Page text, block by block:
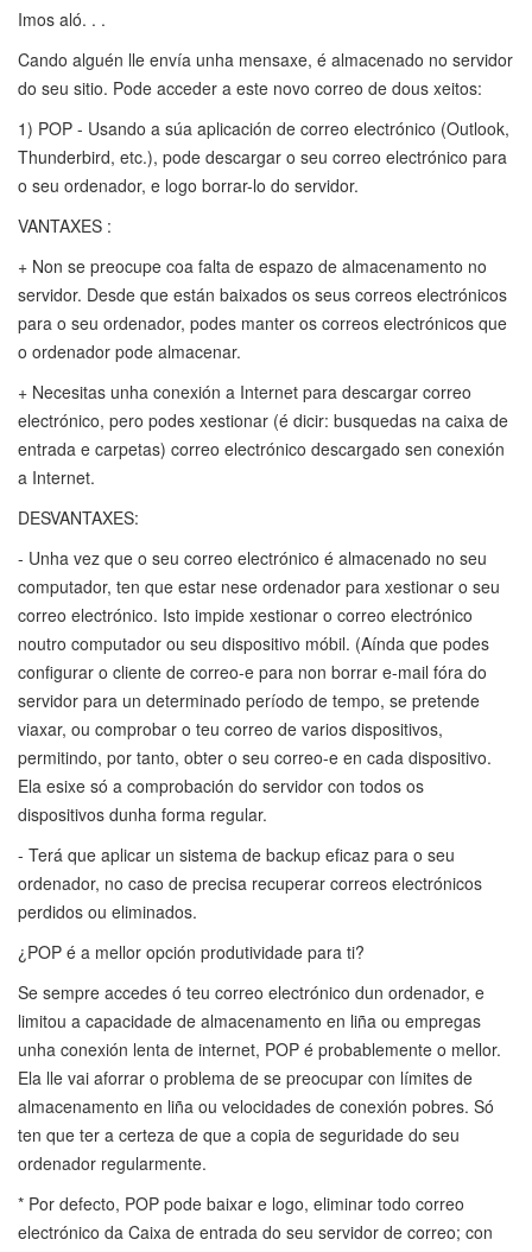
Imos aló. . .
Cando alguén lle envía unha mensaxe, é almacenado no servidor
do seu sitio. Pode acceder a este novo correo de dous xeitos:
1) POP - Usando a súa aplicación de correo electrónico (Outlook,
Thunderbird, etc.), pode descargar o seu correo electrónico para
o seu ordenador, e logo borrar-lo do servidor.
VANTAXES :
+ Non se preocupe coa falta de espazo de almacenamento no
servidor. Desde que están baixados os seus correos electrónicos
para o seu ordenador, podes manter os correos electrónicos que
o ordenador pode almacenar.
+ Necesitas unha conexión a Internet para descargar correo
electrónico, pero podes xestionar (é dicir: busquedas na caixa de
entrada e carpetas) correo electrónico descargado sen conexión
a Internet.
DESVANTAXES:
- Unha vez que o seu correo electrónico é almacenado no seu
computador, ten que estar nese ordenador para xestionar o seu
correo electrónico. Isto impide xestionar o correo electrónico
noutro computador ou seu dispositivo móbil. (Aínda que podes
configurar o cliente de correo-e para non borrar e-mail fóra do
servidor para un determinado período de tempo, se pretende
viaxar, ou comprobar o teu correo de varios dispositivos,
permitindo, por tanto, obter o seu correo-e en cada dispositivo.
Ela esixe só a comprobación do servidor con todos os
dispositivos dunha forma regular.
- Terá que aplicar un sistema de backup eficaz para o seu
ordenador, no caso de precisa recuperar correos electrónicos
perdidos ou eliminados.
¿POP é a mellor opción produtividade para ti?
Se sempre accedes ó teu correo electrónico dun ordenador, e
limitou a capacidade de almacenamento en liña ou empregas
unha conexión lenta de internet, POP é probablemente o mellor.
Ela lle vai aforrar o problema de se preocupar con límites de
almacenamento en liña ou velocidades de conexión pobres. Só
ten que ter a certeza de que a copia de seguridade do seu
ordenador regularmente.
* Por defecto, POP pode baixar e logo, eliminar todo correo
electrónico da Caixa de entrada do seu servidor de correo; con